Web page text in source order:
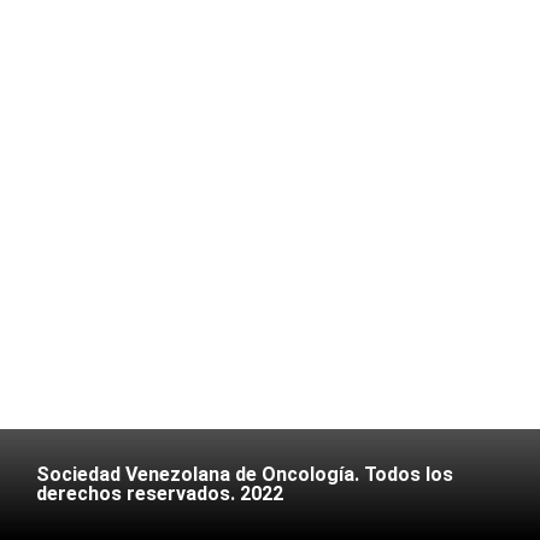
Sociedad Venezolana de Oncología. Todos los
derechos reservados. 2022